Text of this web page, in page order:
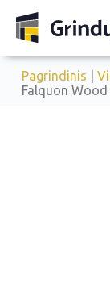
Pagrindinis
Falquon Wood